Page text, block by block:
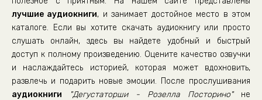
Глава 34
Глава 35
Глава 37
лучшие аудиокниги, и занимает достойное место в этом
каталоге. Если вы хотите скачать аудиокнигу или просто
слушать онлайн, здесь вы найдете удобный и быстрый
доступ к полному произведению. Оцените качество озвучки
и наслаждайтесь историей, которая может вдохновить,
развлечь и подарить новые эмоции. После прослушивания
аудиокниги
"Дегустаторши - Розелла Посторино"не